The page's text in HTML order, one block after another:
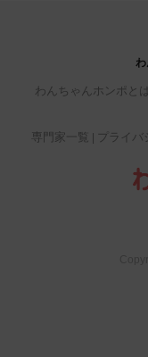
わんちゃんホンポとは
専門家一覧
プライ